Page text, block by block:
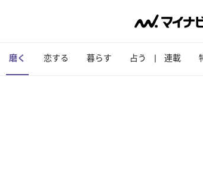
磨く 恋する 暮らす 占う 連載